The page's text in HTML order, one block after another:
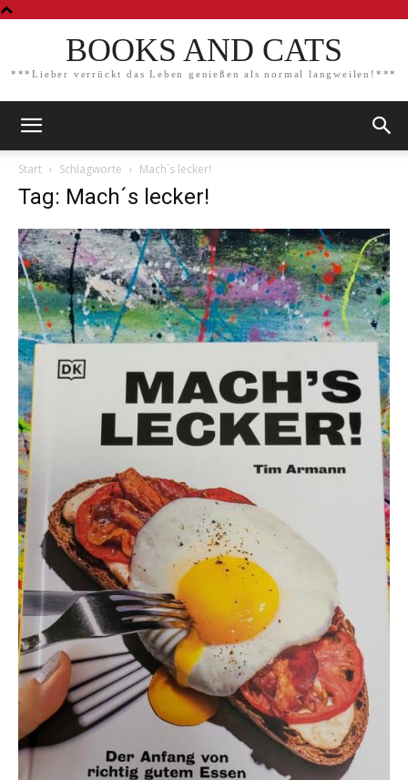
BOOKS AND CATS
***Lieber verrückt das Leben genießen als normal langweilen!***
Start Schlagworte Mach´s lecker!
Tag: Mach´s lecker!